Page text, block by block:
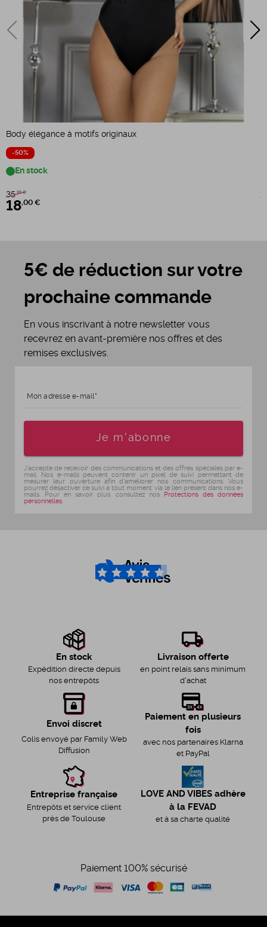
Body élégance à motifs originaux
-50%
En stock
35 ,99 €
18,00 €
5€ de réduction sur votre
prochaine commande
En vous inscrivant à notre newsletter vous
recevrez en avant-première nos offres et des
remises exclusives.
Mon adresse e-mail
Je m'abonne
J'accepte de recevoir des communications et des offres spéciales par e-
mail. Nos e-mails peuvent contenir un pixel de suivi permettant de
mesurer leur ouverture afin d'améliorer nos communications. Vous
pourrez désactiver ce suivi à tout moment via le lien présent dans nos e-
mails. Pour en savoir plus, consultez nos Protections des données
personnelles
4.6/5
En stock
Expédition directe depuis
nos entrepôts
Livraison offerte
en point relais sans minimum
d'achat
Envoi discret
Colis envoyé par Family Web
Diffusion
Paiement en plusieurs
fois
avec nos partenaires Klarna
et PayPal
Entreprise française
Entrepôts et service client
près de Toulouse
LOVE AND VIBES adhère
à la FEVAD
et à sa charte qualité
Paiement 100% sécurisé